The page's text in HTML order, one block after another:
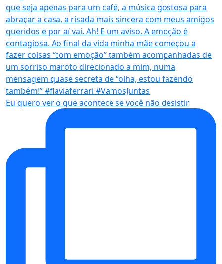
Eu quero ver o que acontece se você não desistir